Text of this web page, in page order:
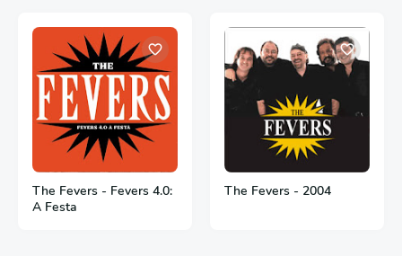
The Fevers - Fevers 4.0:
A Festa
The Fevers - 2004